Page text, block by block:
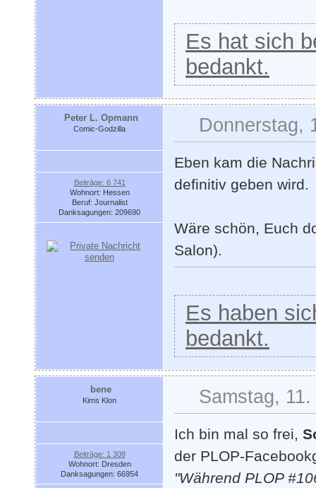
Es hat sich
bedankt.
Peter L. Opmann
Comic-Godzilla
Beiträge: 6 741
Wohnort: Hessen
Beruf: Journalist
Danksagungen: 209690
Donnerstag,
Eben kam die
definitiv geben wird.
Wäre schön, Euch
Salon).
Es haben
bedankt.
bene
Kims Klon
Beiträge: 1 308
Wohnort: Dresden
Danksagungen: 66954
Samstag,
Ich bin mal so frei,
der PLOP-
"Während PLOP